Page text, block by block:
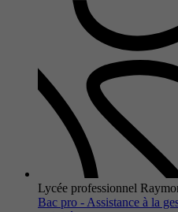
Lycée professionnel
Bac pro - Assistance à la